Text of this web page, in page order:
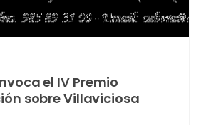
el IV Premio
sobre Villaviciosa